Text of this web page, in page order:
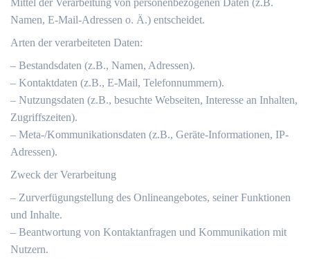
Mittel der Verarbeitung von personenbezogenen Daten (z.B.
Namen, E-Mail-Adressen o. Ä.) entscheidet.
Arten der verarbeiteten Daten:
– Bestandsdaten (z.B., Namen, Adressen).
– Kontaktdaten (z.B., E-Mail, Telefonnummern).
– Nutzungsdaten (z.B., besuchte Webseiten, Interesse an Inhalten,
Zugriffszeiten).
– Meta-/Kommunikationsdaten (z.B., Geräte-Informationen, IP-
Adressen).
Zweck der Verarbeitung
– Zurverfügungstellung des Onlineangebotes, seiner Funktionen
und Inhalte.
– Beantwortung von Kontaktanfragen und Kommunikation mit
Nutzern.